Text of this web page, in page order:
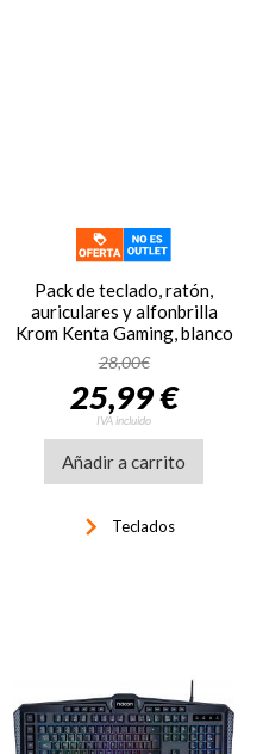
Pack de teclado, ratón,
auriculares y alfonbrilla
Krom Kenta Gaming, blanco
28,00€
25,99 €
IVA incluido
Añadir a carrito
keyboard_arrow_right Teclados